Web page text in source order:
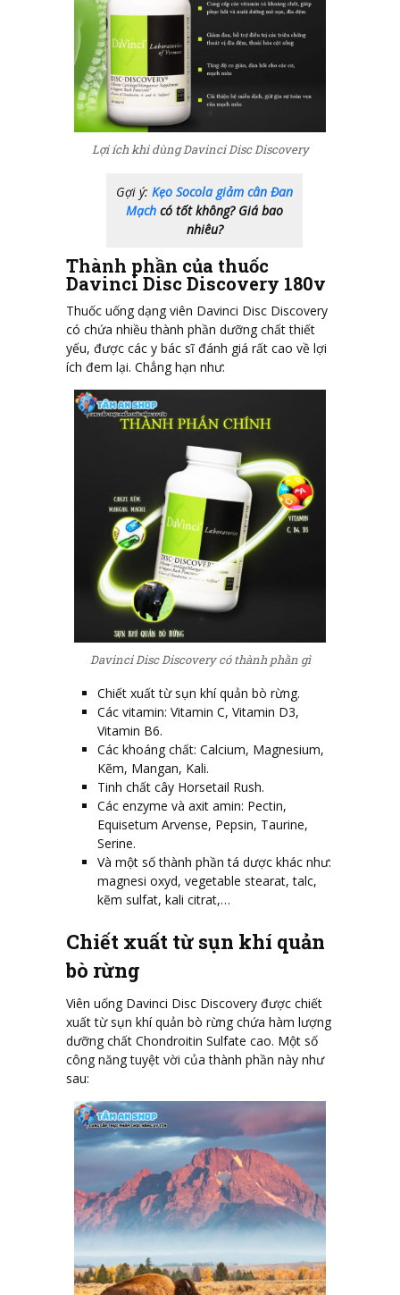
Lợi ích khi dùng Davinci Disc Discovery
Gợi ý: Kẹo Socola giảm cân Đan
Mạch có tốt không? Giá bao
nhiêu?
Thành phần của thuốc
Davinci Disc Discovery 180v
Thuốc uống dạng viên Davinci Disc Discovery
có chứa nhiều thành phần dưỡng chất thiết
yếu, được các y bác sĩ đánh giá rất cao về lợi
ích đem lại. Chẳng hạn như:
Davinci Disc Discovery có thành phần gì
Chiết xuất từ sụn khí quản bò rừng.
Các vitamin: Vitamin C, Vitamin D3,
Vitamin B6.
Các khoáng chất: Calcium, Magnesium,
Kẽm, Mangan, Kali.
Tinh chất cây Horsetail Rush.
Các enzyme và axit amin: Pectin,
Equisetum Arvense, Pepsin, Taurine,
Serine.
Và một số thành phần tá dược khác như:
magnesi oxyd, vegetable stearat, talc,
kẽm sulfat, kali citrat,…
Chiết xuất từ sụn khí quản
bò rừng
Viên uống Davinci Disc Discovery được chiết
xuất từ sụn khí quản bò rừng chứa hàm lượng
dưỡng chất Chondroitin Sulfate cao. Một số
công năng tuyệt vời của thành phần này như
sau: